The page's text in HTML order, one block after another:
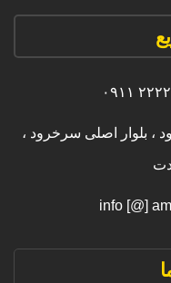
، بلوار اصلی سرخرود ،